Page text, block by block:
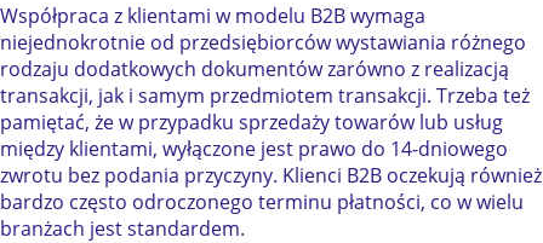
Współpraca z klientami w modelu B2B wymaga
niejednokrotnie od przedsiębiorców wystawiania różnego
rodzaju dodatkowych dokumentów zarówno z realizacją
transakcji, jak i samym przedmiotem transakcji. Trzeba też
pamiętać, że w przypadku sprzedaży towarów lub usług
między klientami, wyłączone jest prawo do 14-dniowego
zwrotu bez podania przyczyny. Klienci B2B oczekują również
bardzo często odroczonego terminu płatności, co w wielu
branżach jest standardem.